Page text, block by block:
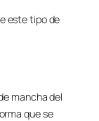
este tipo de
mancha del
que se